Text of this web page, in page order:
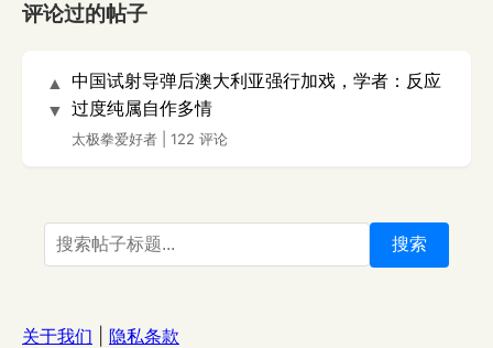
评论过的帖子
▲
▼
中国试射导弹后澳大利亚强行加戏，学者：反应
过度纯属自作多情
太极拳爱好者 122 评论
搜索
关于我们 隐私条款